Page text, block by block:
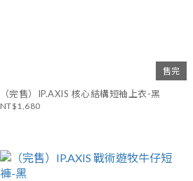
售完
（完售）IP.AXIS 核心結構短袖上衣-黑
NT$1,680